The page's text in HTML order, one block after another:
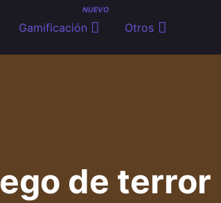
Gamificación
NUEVO
Otros
de terror